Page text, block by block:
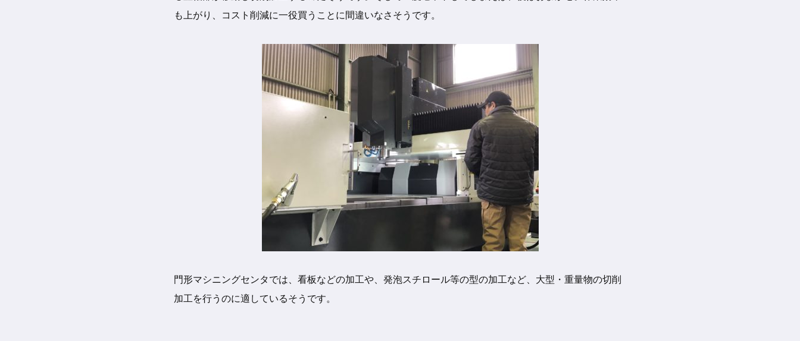
も上がり、コスト削減に一役買うことに間違いなさそうです。
門形マシニングセンタでは、看板などの加工や、発泡スチロール等の型の加工など、大型・重量物の切削
加工を行うのに適しているそうです。